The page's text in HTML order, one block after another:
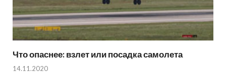
Что опаснее: взлет или посадка самолета
14.11.2020